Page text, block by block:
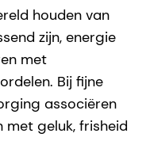
houden van
zijn, energie
met
Bij fijne
associëren
geluk, frisheid